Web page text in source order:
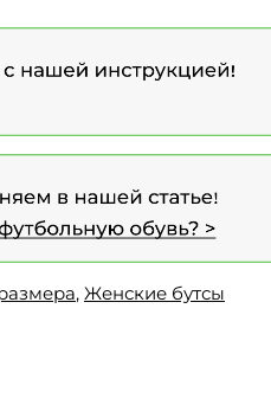
, Женские бутсы